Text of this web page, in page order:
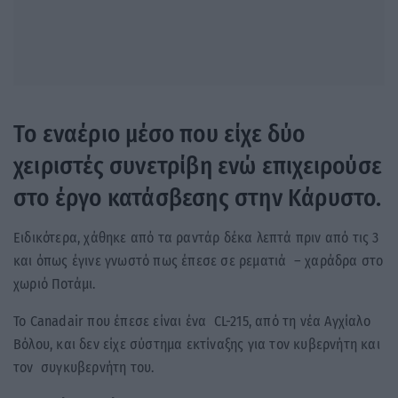
Το εναέριο μέσο που είχε δύο
χειριστές συνετρίβη ενώ επιχειρούσε
στο έργο κατάσβεσης στην Κάρυστο.
Ειδικότερα, χάθηκε από τα ραντάρ δέκα λεπτά πριν από τις 3
και όπως έγινε γνωστό πως έπεσε σε ρεματιά – χαράδρα στο
χωριό Ποτάμι.
Το Canadair που έπεσε είναι ένα CL-215, από τη νέα Αγχίαλο
Βόλου, και δεν είχε σύστημα εκτίναξης για τον κυβερνήτη και
τον συγκυβερνήτη του.